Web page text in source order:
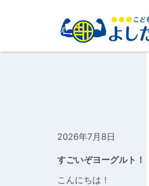
2026年7月8日
すごいぞヨーグルト
こんにちは！